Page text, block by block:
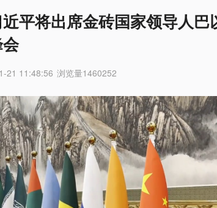
平将出席金砖国家领导人巴
21 11:48:56 浏览量1460252